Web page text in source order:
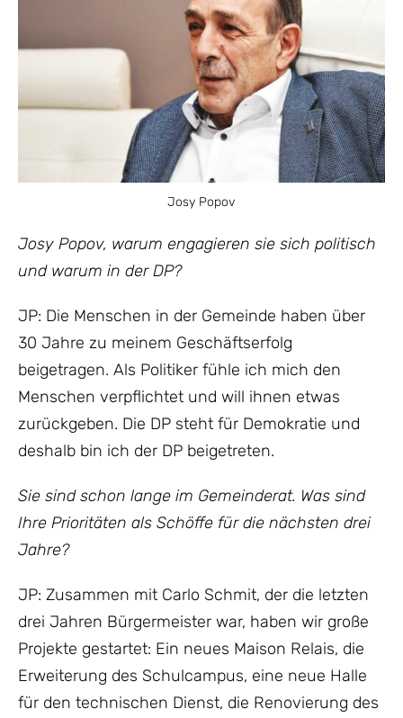
Josy Popov
Josy Popov, warum engagieren sie sich politisch
und warum in der DP?
JP: Die Menschen in der Gemeinde haben über
30 Jahre zu meinem Geschäftserfolg
beigetragen. Als Politiker fühle ich mich den
Menschen verpflichtet und will ihnen etwas
zurückgeben. Die DP steht für Demokratie und
deshalb bin ich der DP beigetreten.
Sie sind schon lange im Gemeinderat. Was sind
Ihre Prioritäten als Schöffe für die nächsten drei
Jahre?
JP: Zusammen mit Carlo Schmit, der die letzten
drei ​​Jahren Bürgermeister war, haben wir große
Projekte gestartet: Ein neues Maison Relais, die
Erweiterung des Schulcampus, eine neue Halle
für den technischen Dienst, die Renovierung des